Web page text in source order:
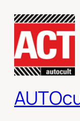
contenu